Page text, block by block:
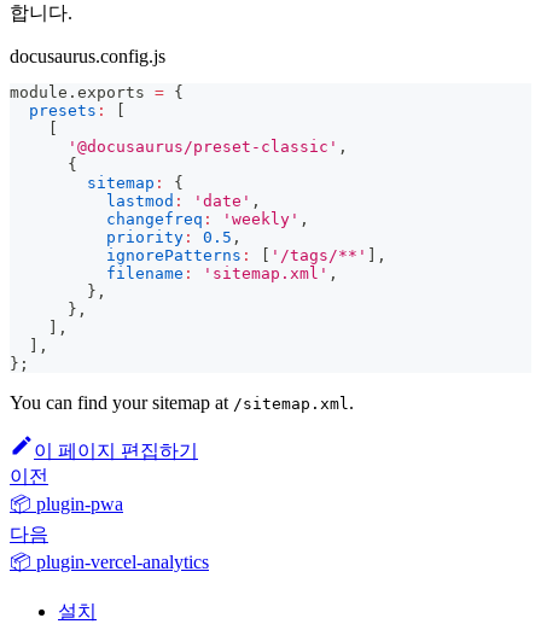
합니다.
docusaurus.config.js
module . exports = {
presets :
'@docusaurus/preset-classic' ,
{
sitemap :
{
lastmod : 'date' ,
changefreq : 'weekly' ,
priority : 0.5 ,
ignorePatterns : '/tags/**'
,
filename : 'sitemap.xml' ,
} ,
} ,
,
,
} ;
You can find your sitemap at /sitemap.xml.
이 페이지 편집하기
이전
📦 plugin-pwa
다음
📦 plugin-vercel-analytics
설치